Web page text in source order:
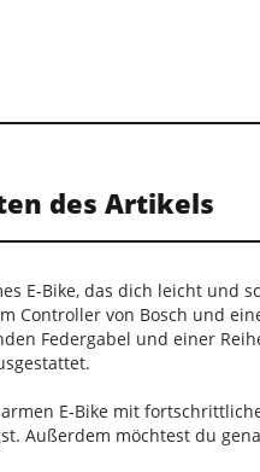
des Artikels
E-Bike, das dich leicht und
Controller von Bosch und
Federgabel und einer
E-Bike mit
Außerdem möchtest du